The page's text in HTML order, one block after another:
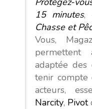
15 minutes,
Chasse et
Vous,
permettent
adaptée des
tenir compte
acteurs,
Narcity, Pivot